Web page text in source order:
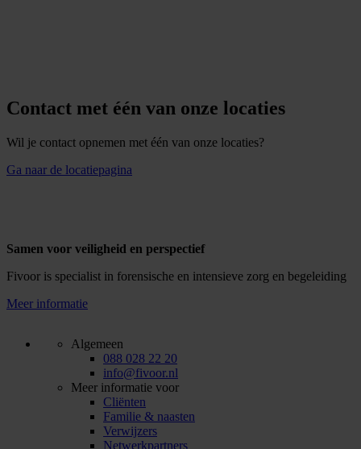
Contact met één van onze locaties
Wil je contact opnemen met één van onze locaties?
Ga naar de locatiepagina
Samen voor veiligheid en perspectief
Fivoor is specialist in forensische en intensieve zorg en begeleiding
Meer informatie
Algemeen
088 028 22 20
info@fivoor.nl
Meer informatie voor
Cliënten
Familie & naasten
Verwijzers
Netwerkpartners